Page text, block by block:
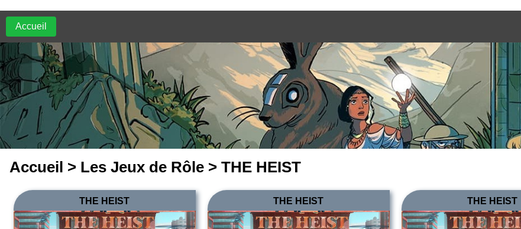
Accueil
Accueil > Les Jeux de Rôle > THE HEIST
THE HEIST THE HEIST THE HEIST